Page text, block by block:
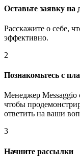
Оставьте заявку на
Расскажите о себе,
эффективно.
2
Познакомьтесь с
Менеджер Messaggio
чтобы
ответить на ваши
3
Начните рассылки